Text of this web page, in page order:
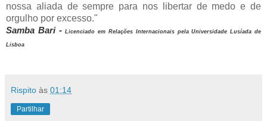
nossa aliada de sempre para nos libertar de medo e de
orgulho por excesso."
Samba Bari -Licenciado em Relações Internacionais pela Universidade Lusíada de
Lisboa
Rispito às 01:14
Partilhar